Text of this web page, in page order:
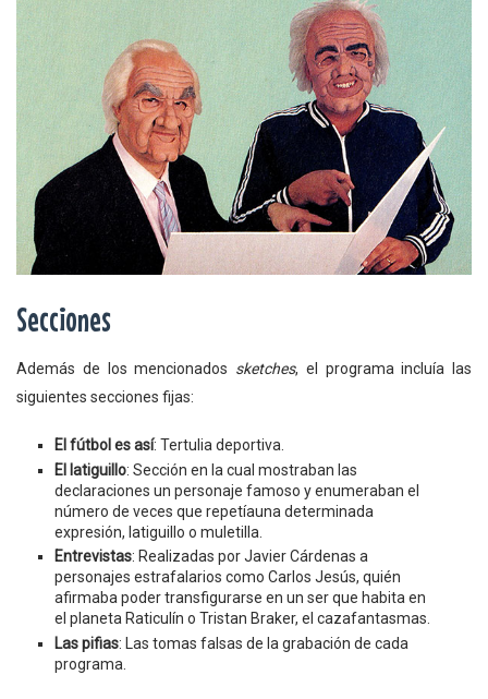
Secciones
Además de los mencionados sketches, el programa incluía las
siguientes secciones fijas:
El fútbol es así: Tertulia deportiva.
El latiguillo: Sección en la cual mostraban las
declaraciones un personaje famoso y enumeraban el
número de veces que repetíauna determinada
expresión, latiguillo o muletilla.
Entrevistas: Realizadas por Javier Cárdenas a
personajes estrafalarios como Carlos Jesús, quién
afirmaba poder transfigurarse en un ser que habita en
el planeta Raticulín o Tristan Braker, el cazafantasmas.
Las pifias: Las tomas falsas de la grabación de cada
programa.